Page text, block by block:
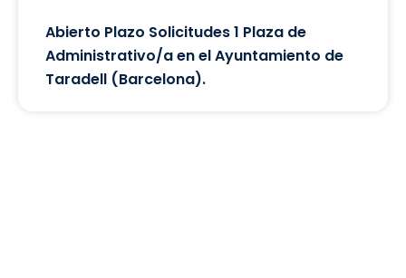
Abierto Plazo Solicitudes 1 Plaza de
Administrativo/a en el Ayuntamiento de
Taradell (Barcelona).